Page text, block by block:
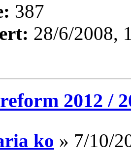
387
28/6/2008,
2012 /
ko » 7/10/